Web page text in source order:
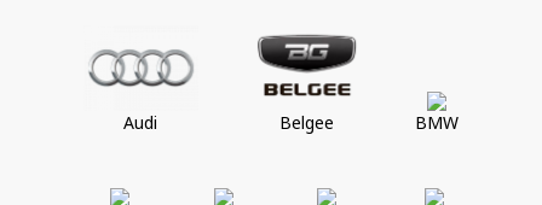
Audi Belgee BMW